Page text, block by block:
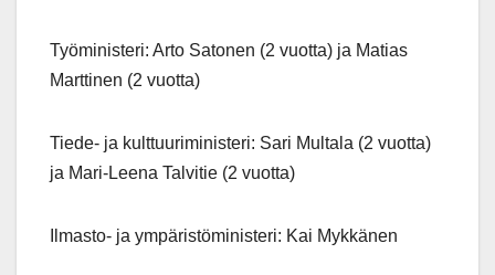
Työministeri: Arto Satonen (2 vuotta) ja Matias
Marttinen (2 vuotta)
Tiede- ja kulttuuriministeri: Sari Multala (2 vuotta)
ja Mari-Leena Talvitie (2 vuotta)
Ilmasto- ja ympäristöministeri: Kai Mykkänen